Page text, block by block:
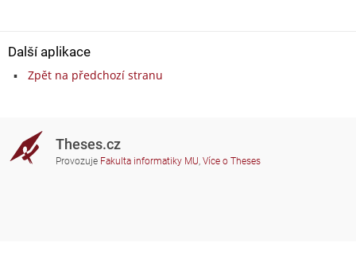
Další aplikace
Zpět na předchozí stranu
Theses.cz
Provozuje Fakulta informatiky MU, Více o Theses